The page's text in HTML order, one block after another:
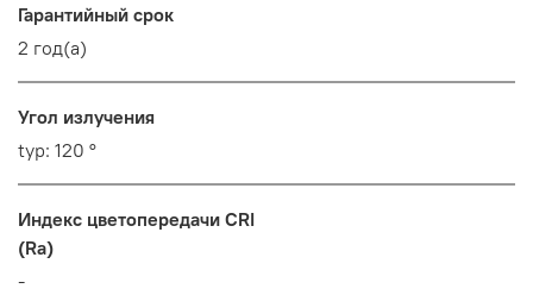
Гарантийный срок
2 год(а)
Угол излучения
typ: 120 °
Индекс цветопередачи CRI
(Ra)
-